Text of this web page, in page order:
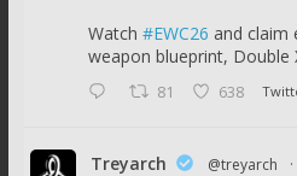
Watch #EWC26 and claim
weapon blueprint, Double
81 638
Treyarch @treyarch ·